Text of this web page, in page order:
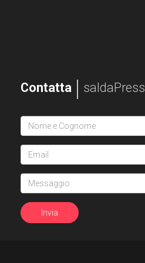
Contatta saldaPress